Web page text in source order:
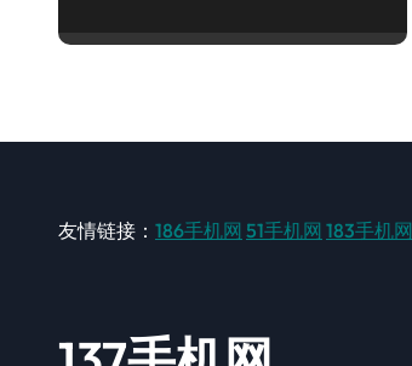
友情链接： 186手机网 51手机网 183手机网